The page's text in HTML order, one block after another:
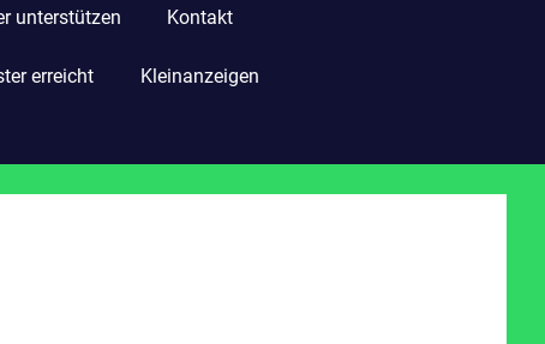
unterstützen Kontakt
erreicht Kleinanzeigen